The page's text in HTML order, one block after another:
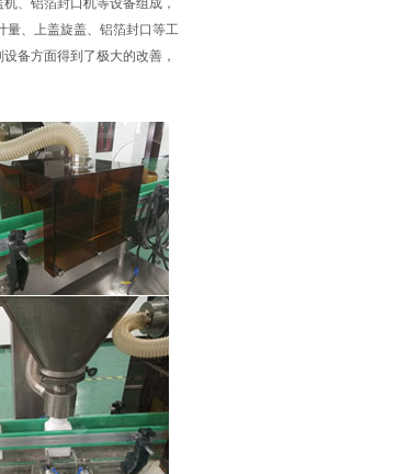
、铝箔封口机等设备组成，
量、上盖旋盖、铝箔封口等工
备方面得到了极大的改善，